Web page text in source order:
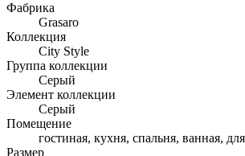
Фабрика
Grasaro
Коллекция
City Style
Группа коллекции
Серый
Элемент коллекции
Серый
Помещение
гостиная, кухня, спальня, ванная,
Размер